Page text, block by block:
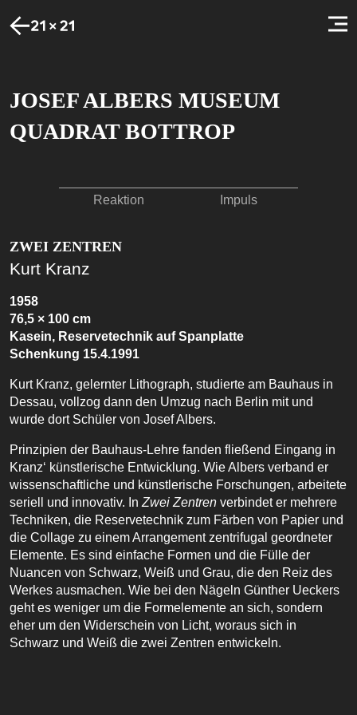
JOSEF ALBERS MUSEUM
QUADRAT BOTTROP
Reaktion Impuls
ZWEI ZENTREN
Kurt Kranz
1958
76,5 × 100 cm
Kasein, Reservetechnik auf Spanplatte
Schenkung 15.4.1991
Kurt Kranz, gelernter Lithograph, studierte am Bauhaus in
Dessau, vollzog dann den Umzug nach Berlin mit und
wurde dort Schüler von Josef Albers.
Prinzipien der Bauhaus-Lehre fanden fließend Eingang in
Kranz‘ künstlerische Entwicklung. Wie Albers verband er
wissenschaftliche und künstlerische Forschungen, arbeitete
seriell und innovativ. In Zwei Zentren verbindet er mehrere
Techniken, die Reservetechnik zum Färben von Papier und
die Collage zu einem Arrangement zentrifugal geordneter
Elemente. Es sind einfache Formen und die Fülle der
Nuancen von Schwarz, Weiß und Grau, die den Reiz des
Werkes ausmachen. Wie bei den Nägeln Günther Ueckers
geht es weniger um die Formelemente an sich, sondern
eher um den Widerschein von Licht, woraus sich in
Schwarz und Weiß die zwei Zentren entwickeln.